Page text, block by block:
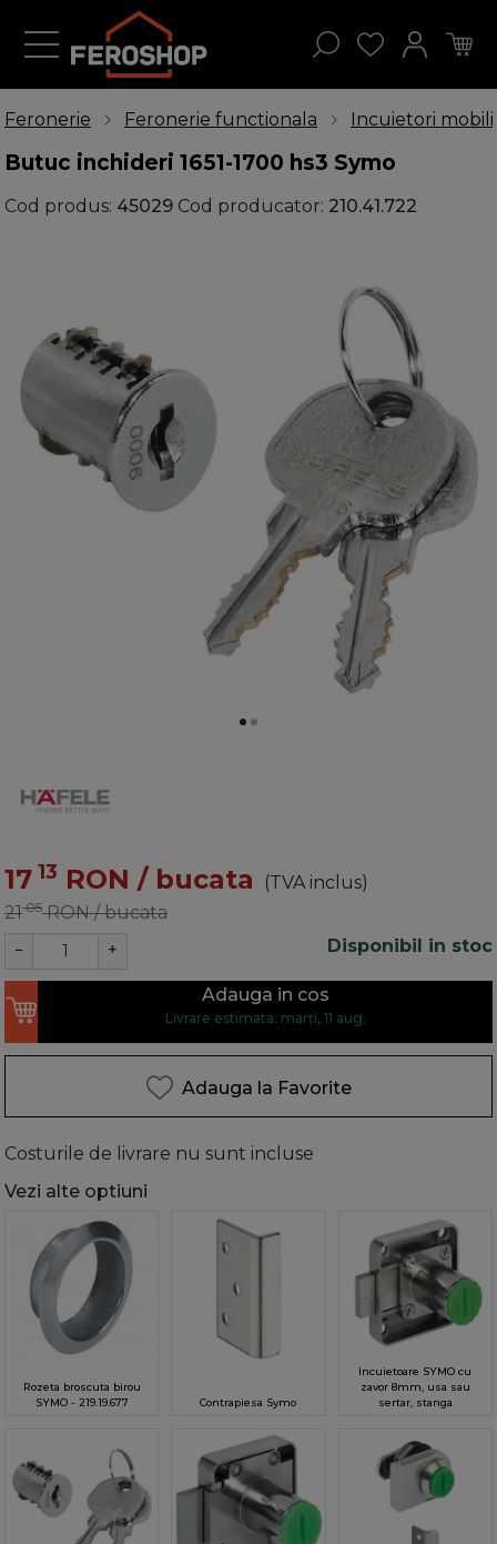
Feronerie Feronerie functionala Incuietori
Butuc inchideri 1651-1700 hs3 Symo
Cod produs: 45029 Cod producator: 210.41.722
17 13 RON / bucata
(TVA inclus)
2105 RON / bucata
Disponibil in stoc
− +
Adauga in cos
Livrare estimata: marți, 11 aug.
Adauga la Favorite
Costurile de livrare nu sunt incluse
Vezi alte optiuni
Rozeta broscuta birou
SYMO - 219.19.677
Contrapiesa Symo
Incuietoare SYMO cu
zavor 8mm, usa sau
sertar, stanga